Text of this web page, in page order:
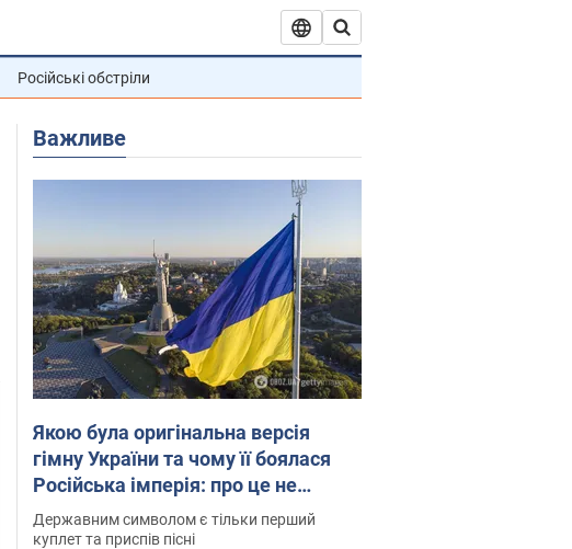
Російські обстріли
Важливе
Якою була оригінальна версія
гімну України та чому її боялася
Російська імперія: про це не
розповідають у школі
Державним символом є тільки перший
куплет та приспів пісні